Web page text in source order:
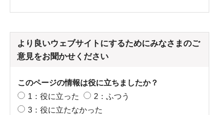
より良いウェブサイトにするためにみなさまのご
意見をお聞かせください
このページの情報は役に立ちましたか？
1：役に立った
2：ふつう
3：役に立たなかった